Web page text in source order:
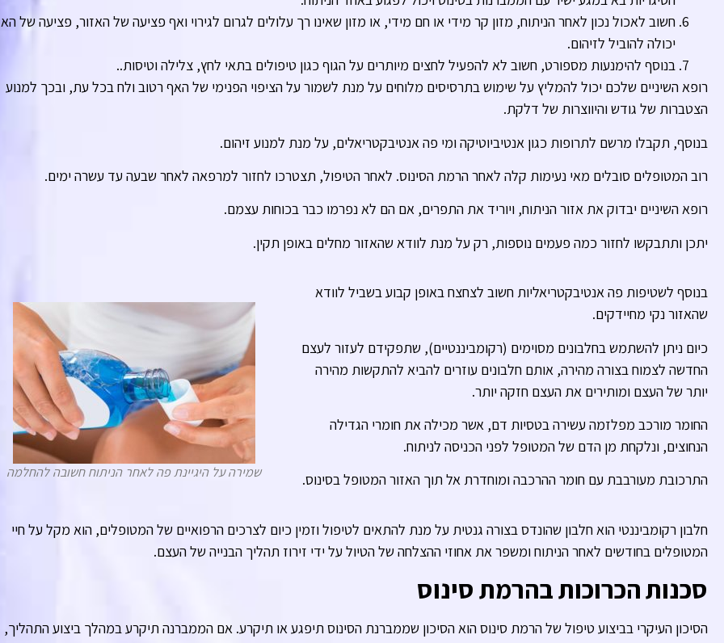
חשוב לאכול נכון לאחר הניתוח, מזון קר מידי או חם מידי, או מזון שאינו רך עלולים לגרום לגירוי ואף פציעה של האזור, פציעה של
יכולה להוביל לזיהום.
בנוסף להימנעות מספורט, חשוב לא להפעיל לחצים מיותרים על הגוף כגון טיפולים בתאי לחץ, צלילה וטיסות..
רופא השיניים שלכם יכול להמליץ על שימוש בתרסיסים מלוחים על מנת לשמור על הציפוי הפנימי של האף רטוב ולח בכל עת, ובכך למנוע
הצטברות של גודש והיווצרות של דלקת.
בנוסף, תקבלו מרשם לתרופות כגון אנטיביוטיקה ומי פה אנטיבקטריאלים, על מנת למנוע זיהום.
רוב המטופלים סובלים מאי נעימות קלה לאחר הרמת הסינוס. לאחר הטיפול, תצטרכו לחזור למרפאה לאחר שבעה עד עשרה ימים.
רופא השיניים יבדוק את אזור הניתוח, ויוריד את התפרים, אם הם לא נפרמו כבר בכוחות עצמם.
יתכן ותתבקשו לחזור כמה פעמים נוספות, רק על מנת לוודא שהאזור מחלים באופן תקין.
בנוסף לשטיפות פה אנטיבקטריאליות חשוב לצחצח באופן קבוע בשביל לוודא
שהאזור נקי מחיידקים.
כיום ניתן להשתמש בחלבונים מסוימים (רקומביננטיים), שתפקידם לעזור לעצם
החדשה לצמוח בצורה מהירה, אותם חלבונים עוזרים להביא להתקשות מהירה
יותר של העצם ומותירים את העצם חזקה יותר.
החומר מורכב מפלזמה עשירה בטסיות דם, אשר מכילה את חומרי הגדילה
הנחוצים, ונלקחת מן הדם של המטופל לפני הכניסה לניתוח.
התרכובת מעורבבת עם חומר ההרכבה ומוחדרת אל תוך האזור המטופל בסינוס.
שמירה על היגיינת פה לאחר הניתוח חשובה להחלמה
חלבון רקומביננטי הוא חלבון שהונדס בצורה גנטית על מנת להתאים לטיפול וזמין כיום לצרכים הרפואיים של המטופלים, הוא מקל על חיי
המטופלים בחודשים לאחר הניתוח ומשפר את אחוזי ההצלחה של הטיול על ידי זירוז תהליך הבנייה של העצם.
סכנות הכרוכות בהרמת סינוס
הסיכון העיקרי בביצוע טיפול של הרמת סינוס הוא הסיכון שממברנת הסינוס תיפגע או תיקרע. אם הממברנה תיקרע במהלך ביצוע התהליך,